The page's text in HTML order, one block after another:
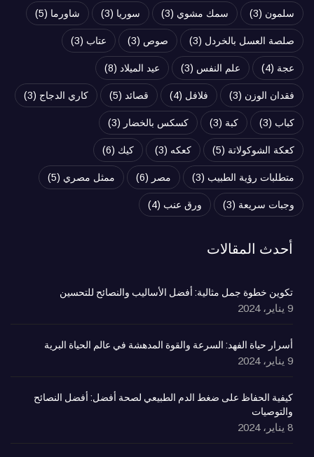
سلمون (3) سمك مشوي (3) سوريا (3) شاورما (5)
صلصة العسل بالخردل (3) صوص (3) عتاب (3)
عجة (4) علم النفس (3) عيد الميلاد (8)
فقدان الوزن (3) فلافل (4) قصائد (5) كاري الدجاج (3)
كباب (3) كبة (3) كسكس بالخضار (3)
كعكة الشوكولاتة (5) كعكه (3) كيك (6)
متطلبات رؤية الطبيب (3) مصر (6) ممثل مصري (5)
وجبات سريعة (3) ورق عنب (4)
أحدث المقالات
تكوين خطوة جمل مثالية: أفضل الأساليب والنصائح للتحسين
9 يناير، 2024
أسرار حياة الفهد: السرعة والقوة المدهشة في عالم الحياة البرية
9 يناير، 2024
كيفية الحفاظ على ضغط الدم الطبيعي لصحة أفضل: أفضل النصائح
والتوصيات
8 يناير، 2024